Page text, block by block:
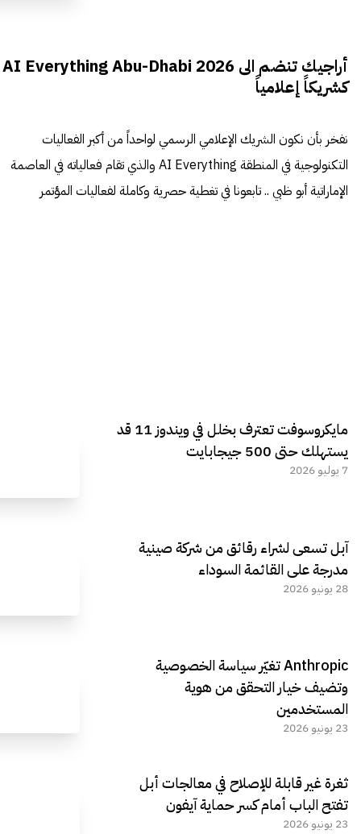
أراجيك تنضم الى AI Everything Abu-Dhabi 2026
كشريكاً إعلامياً
نفخر بأن نكون الشريك الإعلامي الرسمي لواحداً من أكبر الفعاليات
التكنولوجية في المنطقة AI Everything والذي تقام فعالياته في العاصمة
الإماراتية أبو ظبي .. تابعونا في تغطية حصرية وكاملة لفعاليات المؤتمر
مايكروسوفت تعترف بخلل في ويندوز 11 قد
يستهلك حتى 500 جيجابايت
7 يوليو 2026
آبل تسعى لشراء رقائق من شركة صينية
مدرجة على القائمة السوداء
28 يونيو 2026
Anthropic تغيّر سياسة الخصوصية
وتضيف خيار التحقق من هوية
المستخدمين
23 يونيو 2026
ثغرة غير قابلة للإصلاح في معالجات أبل
تفتح الباب أمام كسر حماية آيفون
23 يونيو 2026